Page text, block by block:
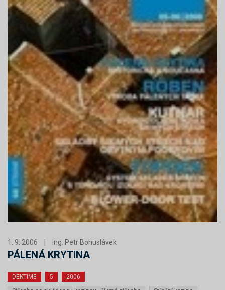
1. 9. 2006 Ing. Petr Bohuslávek
PÁLENÁ KRYTINA
DEKTIME 5
2006